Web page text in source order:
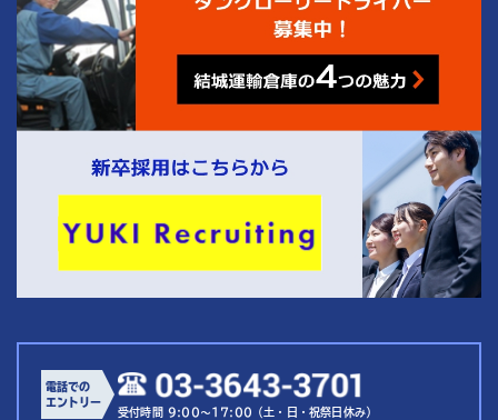
電話での
エントリー
受付時間 9:00～17:00（土・日・祝祭日休み）